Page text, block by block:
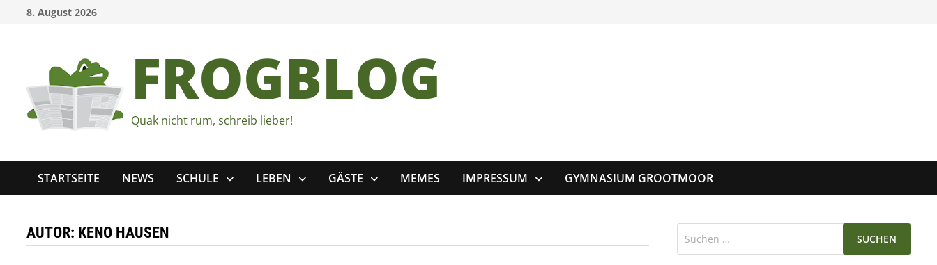
8. August 2026
FROGBLOG
Quak nicht rum, schreib lieber!
STARTSEITE NEWS SCHULE LEBEN GÄSTE MEMES IMPRESSUM GYMNASIUM GROOTMOOR
AUTOR: KENO HAUSEN